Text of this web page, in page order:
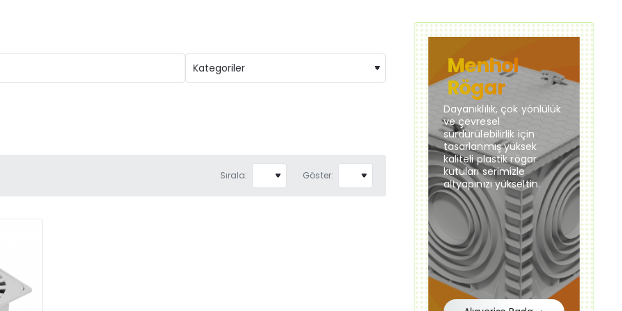
Sırala: Göster:
Menhol
Rögar
Dayanıklılık, çok yönlülük
ve çevresel
sürdürülebilirlik için
tasarlanmış yüksek
kaliteli plastik rögar
kutuları serimizle
altyapınızı yükseltin.